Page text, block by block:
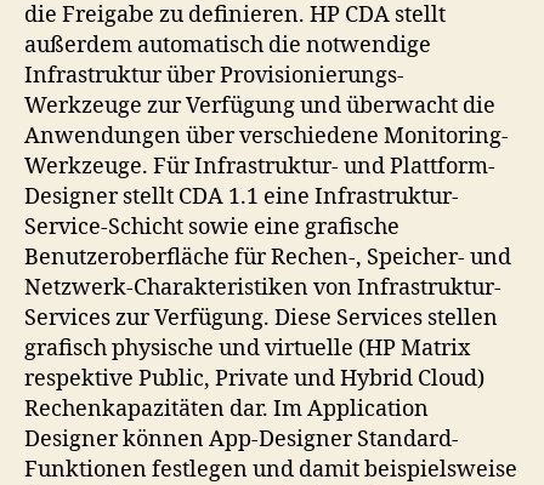
die Freigabe zu definieren. HP CDA stellt
außerdem automatisch die notwendige
Infrastruktur über Provisionierungs-
Werkzeuge zur Verfügung und überwacht die
Anwendungen über verschiedene Monitoring-
Werkzeuge. Für Infrastruktur- und Plattform-
Designer stellt CDA 1.1 eine Infrastruktur-
Service-Schicht sowie eine grafische
Benutzeroberfläche für Rechen-, Speicher- und
Netzwerk-Charakteristiken von Infrastruktur-
Services zur Verfügung. Diese Services stellen
grafisch physische und virtuelle (HP Matrix
respektive Public, Private und Hybrid Cloud)
Rechenkapazitäten dar. Im Application
Designer können App-Designer Standard-
Funktionen festlegen und damit beispielsweise